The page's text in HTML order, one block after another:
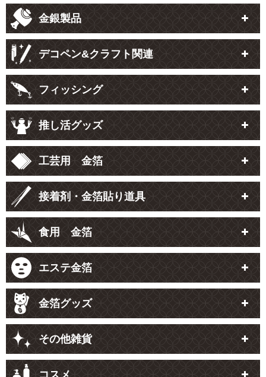
金銀製品
デコペン&クラフト関連
フィッシング
推し活グッズ
工芸用 金箔
接着剤・金箔貼り道具
食用 金箔
エステ金箔
金箔グッズ
その他雑貨
コスメ